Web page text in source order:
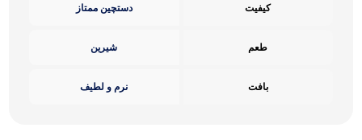
کیفیت دستچین ممتاز
طعم شیرین
بافت نرم و لطیف